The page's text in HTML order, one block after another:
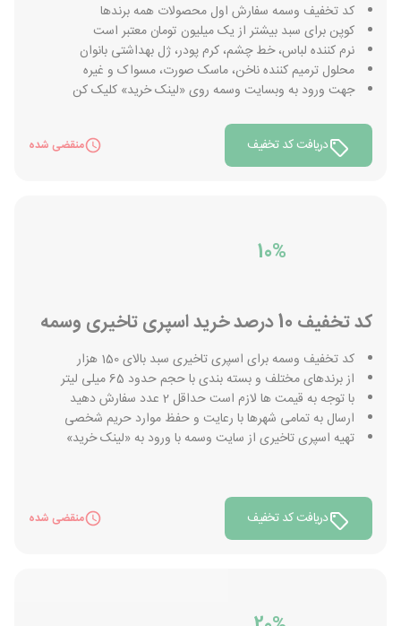
کد تخفیف وسمه سفارش اول محصولات همه برندها
کوپن برای سبد بیشتر از یک میلیون تومان معتبر است
نرم کننده لباس، خط چشم، کرم پودر، ژل بهداشتی بانوان
محلول ترمیم کننده ناخن، ماسک صورت، مسواک و غیره
جهت ورود به وبسایت وسمه روی «لینک خرید» کلیک کن
دریافت کد تخفیف منقضی شده
10%
کد تخفیف 10 درصد خرید اسپری تاخیری وسمه
کد تخفیف وسمه برای اسپری تاخیری سبد بالای 150 هزار
از برندهای مختلف و بسته بندی با حجم حدود 65 میلی لیتر
با توجه به قیمت ها لازم است حداقل 2 عدد سفارش دهید
ارسال به تمامی شهرها با رعایت و حفظ موارد حریم شخصی
تهیه اسپری تاخیری از سایت وسمه با ورود به «لینک خرید»
دریافت کد تخفیف منقضی شده